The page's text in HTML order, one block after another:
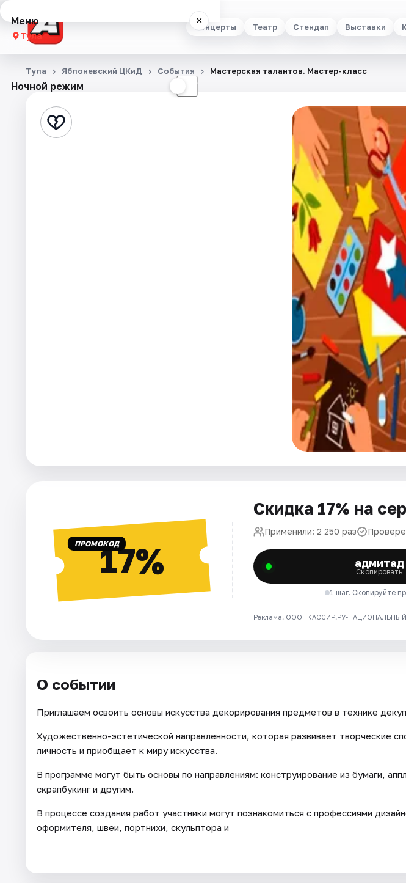
Концерты Театр Стендап Выставки
Меню ×
Тула
Концерты
Стендап
Ночной режим ☾
Тула Яблоневский ЦКиД События Мастерская талантов. Мастер-класс
ПРОМОКОД17%
Скидка 17% на
Применили: 2 250 раз
адмитад
Скопировать
1 шаг. Скопируйте
Реклама. ООО "КАССИР.РУ-НАЦИОНАЛЬНЫЙ
О событии
Приглашаем освоить основы искусства декорирования предметов в технике
Художественно-эстетической направленности, которая развивает творческие
личность и приобщает к миру искусства.
В программе могут быть основы по направлениям: конструирование из бумаги,
скрапбукинг и другим.
В процессе создания работ участники могут познакомиться с профессиями
оформителя, швеи, портнихи, скульптора и